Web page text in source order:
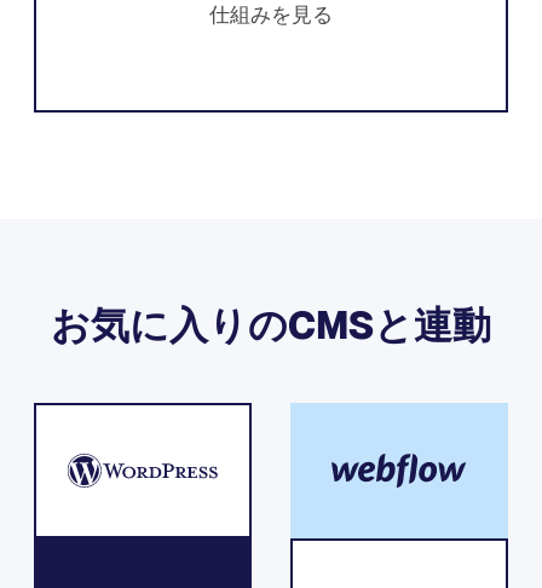
仕組みを見る
お気に入りのCMSと連動